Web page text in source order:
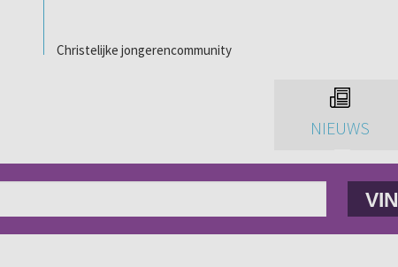
Christelijke jongerencommunity
NIEUWS